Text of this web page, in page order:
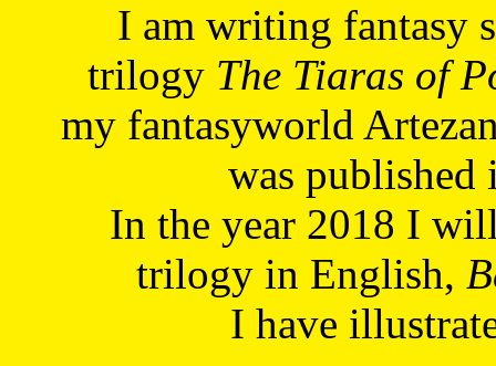
I am writing fantasy
trilogy The Tiaras of
my fantasyworld
was published
In the year 2018 I
trilogy in English,
I have